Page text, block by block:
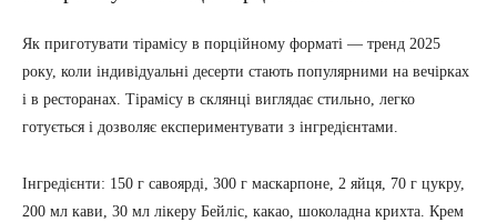
Як приготувати тірамісу в порційному форматі — тренд 2025
року, коли індивідуальні десерти стають популярними на вечірках
і в ресторанах. Тірамісу в склянці виглядає стильно, легко
готується і дозволяє експериментувати з інгредієнтами.
Інгредієнти: 150 г савоярді, 300 г маскарпоне, 2 яйця, 70 г цукру,
200 мл кави, 30 мл лікеру Бейліс, какао, шоколадна крихта. Крем